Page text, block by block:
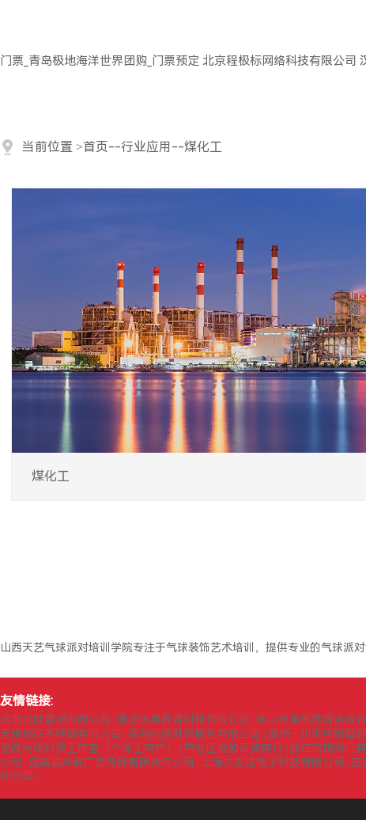
门票_青岛极地海洋世界团购_门票预定 北京程极标网络科技有限公司
当前位置 >首页--行业应用 --煤化工
煤化工
山西天艺气球派对培训学院专注于气球装饰艺术培训，提供专业的气球派
友情链接:
河北兴欧管道有限公司 重庆拣课教育科技有限公司 佛山市英思教育咨询
无锡钢振不锈钢有限公司
徐州皓鹏财税服务有限公司 湖州一川供应链管
觅渡网络科技工作室（个体工商户）
芦淞区悦加百货商行 浙江信茂阀门
公司
获嘉县兴联广告传媒有限责任公司 上海太发达电子科技有限公司 安
任公司